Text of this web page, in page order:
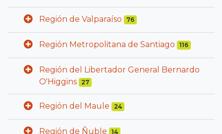
Región de Valparaíso 76
Región Metropolitana de Santiago 116
Región del Libertador General Bernardo
O'Higgins
27
Región del Maule 24
Región de Ñuble 14